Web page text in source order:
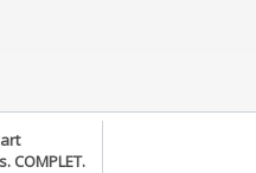
COMPLET.